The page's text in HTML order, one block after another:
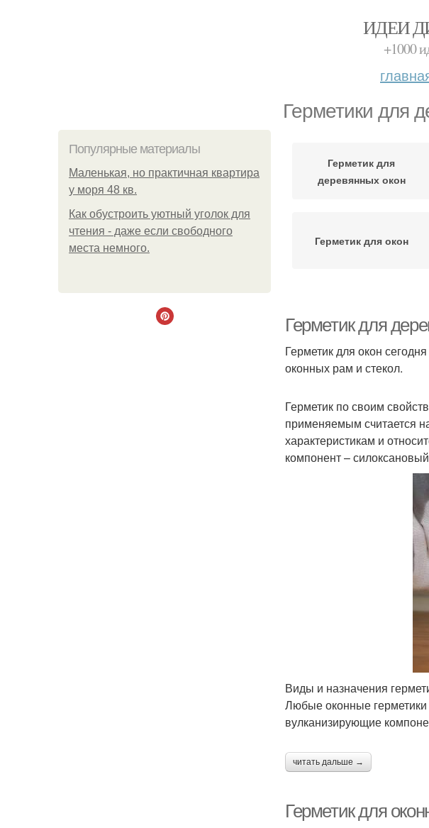
ИДЕИ
+1000
Герметики для
Популярные материалы
Маленькая, но практичная квартира
у моря 48 кв.
Как обустроить уютный уголок для
чтения - даже если свободного
места немного.
Герметик для
деревянных окон
Герметик для окон
Герметик для
Герметик для
Герметик для окон
оконных рам и стекол.
Герметик по своим
применяемым считается
характеристикам и
компонент – силоксановый
Виды и назначения
Любые оконные
вулканизирующие
читать дальше →
Герметик для